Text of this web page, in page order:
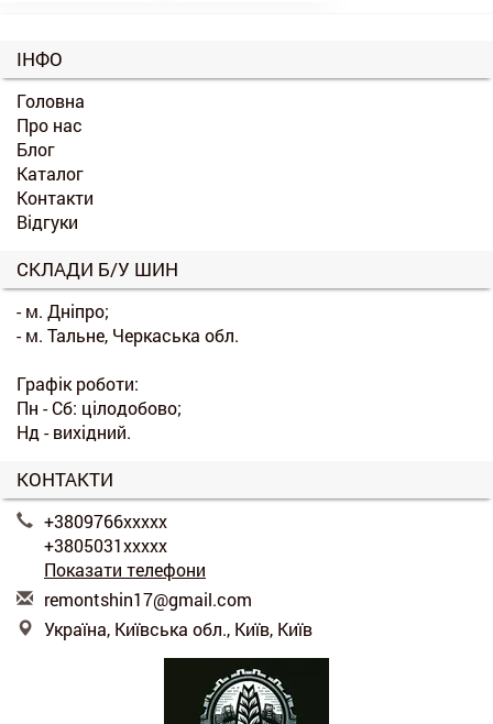
ІНФО
Головна
Про нас
Блог
Каталог
Контакти
Відгуки
СКЛАДИ Б/У ШИН
- м. Дніпро;
- м. Тальне, Черкаська обл.
Графік роботи:
Пн - Сб: цілодобово;
Нд - вихідний.
КОНТАКТИ
+3809766xxxxx
+3805031xxxxx
Показати телефони
remontshin17@gmail.com
Україна, Київська обл., Київ, Київ